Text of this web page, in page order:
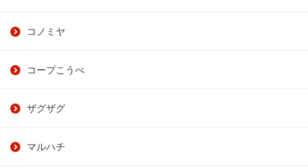
コノミヤ
コープこうべ
ザグザグ
マルハチ